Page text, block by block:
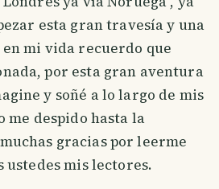
esta gran travesía y una
mi vida recuerdo que
por esta gran aventura
y soñé a lo largo de mis
me despido hasta la
gracias por leerme
ustedes mis lectores.